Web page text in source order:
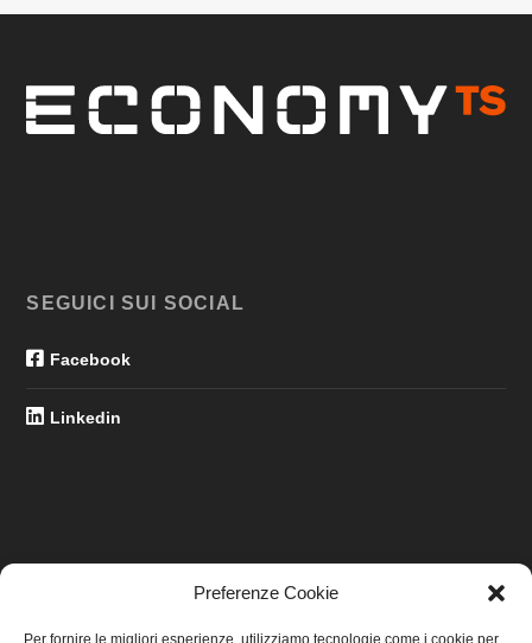
Preferenze Cookie
Per fornire le migliori esperienze, utilizziamo tecnologie come i cookie per
SEGUICI SUI SOCIAL
Facebook
Linkedin